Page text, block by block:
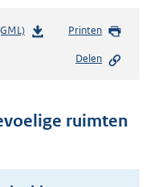
b
n
Printen
Delen
ruimten